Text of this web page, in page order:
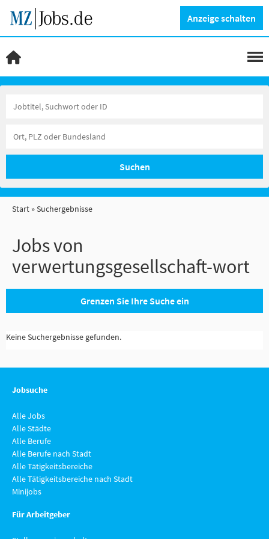
Anzeige schalten
Suchen
Start Suchergebnisse
Jobs von
verwertungsgesellschaft-wort
Grenzen Sie Ihre Suche ein
Keine Suchergebnisse gefunden.
Jobsuche
Alle Jobs
Alle Städte
Alle Berufe
Alle Berufe nach Stadt
Alle Tätigkeitsbereiche
Alle Tätigkeitsbereiche nach Stadt
Minijobs
Für Arbeitgeber